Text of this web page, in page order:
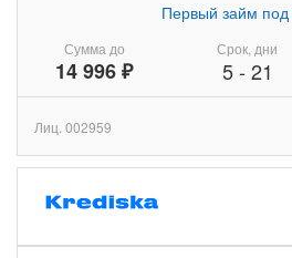
Сумма до
14 996 ₽
Первый займ под
Срок, дни
5- 21
Лиц. 002959